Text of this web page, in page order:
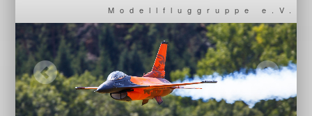
Modellfluggruppe e.V.